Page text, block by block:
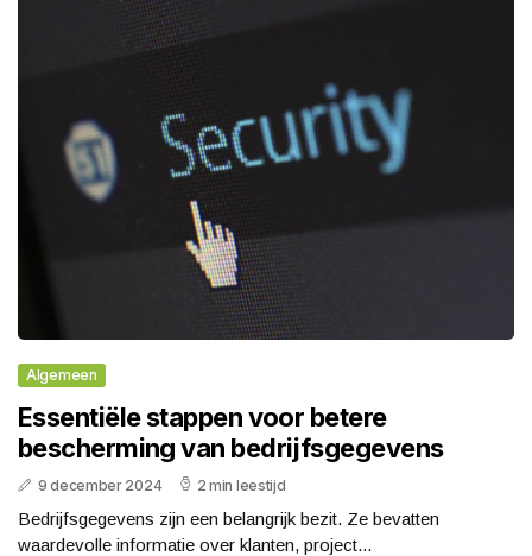
Algemeen
Essentiële stappen voor betere
bescherming van bedrijfsgegevens
9 december 2024 2 min leestijd
Bedrijfsgegevens zijn een belangrijk bezit. Ze bevatten
waardevolle informatie over klanten, project...